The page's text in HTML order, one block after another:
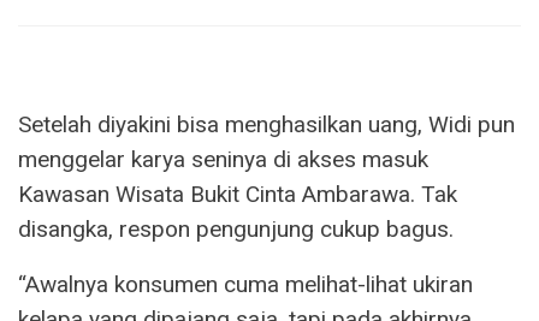
Setelah diyakini bisa menghasilkan uang, Widi pun
menggelar karya seninya di akses masuk
Kawasan Wisata Bukit Cinta Ambarawa. Tak
disangka, respon pengunjung cukup bagus.
“Awalnya konsumen cuma melihat-lihat ukiran